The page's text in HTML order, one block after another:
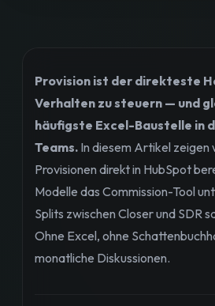
Provision ist der direkteste
Verhalten zu steuern — und
häufigste Excel-Baustelle in
Teams. In diesem Artikel zeigen
Provisionen direkt in HubSpot
Modelle das Commission-Tool
Splits zwischen Closer und SDR
Ohne Excel, ohne
monatliche Diskussionen.